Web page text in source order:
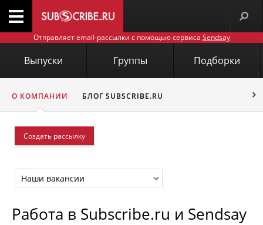
Отправляет email-рассылки с помощью сервиса Sendsay
Выпуски Группы Подборки
О КОМПАНИИ БЛОГ SUBSCRIBE.RU
Создать рассылку
Наши вакансии
Работа в Subscribe.ru и Sendsay